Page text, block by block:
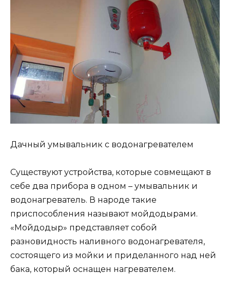
Дачный умывальник с водонагревателем
Существуют устройства, которые совмещают в
себе два прибора в одном – умывальник и
водонагреватель. В народе такие
приспособления называют мойдодырами.
«Мойдодыр» представляет собой
разновидность наливного водонагревателя,
состоящего из мойки и приделанного над ней
бака, который оснащен нагревателем.